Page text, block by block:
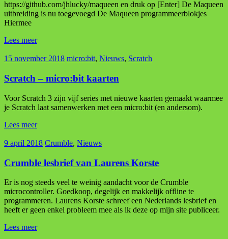
https://github.com/jhlucky/maqueen en druk op [Enter] De Maqueen
uitbreiding is nu toegevoegd De Maqueen programmeerblokjes
Hiermee
Lees meer
15 november 2018 micro:bit, Nieuws, Scratch
Scratch – micro:bit kaarten
Voor Scratch 3 zijn vijf series met nieuwe kaarten gemaakt waarmee
je Scratch laat samenwerken met een micro:bit (en andersom).
Lees meer
9 april 2018 Crumble, Nieuws
Crumble lesbrief van Laurens Korste
Er is nog steeds veel te weinig aandacht voor de Crumble
microcontroller. Goedkoop, degelijk en makkelijk offline te
programmeren. Laurens Korste schreef een Nederlands lesbrief en
heeft er geen enkel probleem mee als ik deze op mijn site publiceer.
Lees meer